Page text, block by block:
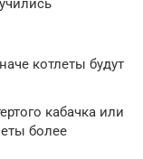
котлеты будут
кабачка или
более